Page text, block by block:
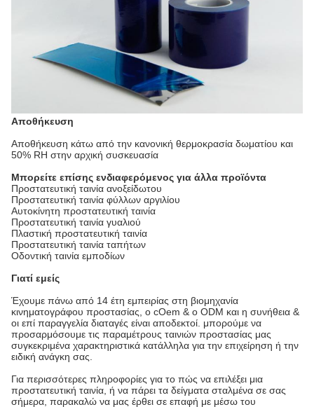
Αποθήκευση
Αποθήκευση κάτω από την κανονική θερμοκρασία δωματίου και
50% RH στην αρχική συσκευασία
Μπορείτε επίσης ενδιαφερόμενος για άλλα προϊόντα
Προστατευτική ταινία ανοξείδωτου
Προστατευτική ταινία φύλλων αργιλίου
Αυτοκίνητη προστατευτική ταινία
Προστατευτική ταινία γυαλιού
Πλαστική προστατευτική ταινία
Προστατευτική ταινία ταπήτων
Οδοντική ταινία εμποδίων
Γιατί εμείς
Έχουμε πάνω από 14 έτη εμπειρίας στη βιομηχανία
κινηματογράφου προστασίας, ο cOem & ο ODM και η συνήθεια &
οι επί παραγγελία διαταγές είναι αποδεκτοί. μπορούμε να
προσαρμόσουμε τις παραμέτρους ταινιών προστασίας μας
συγκεκριμένα χαρακτηριστικά κατάλληλα για την επιχείρηση ή την
ειδική ανάγκη σας.
Για περισσότερες πληροφορίες για το πώς να επιλέξει μια
προστατευτική ταινία, ή να πάρει τα δείγματα σταλμένα σε σας
σήμερα, παρακαλώ να μας έρθει σε επαφή με μέσω του